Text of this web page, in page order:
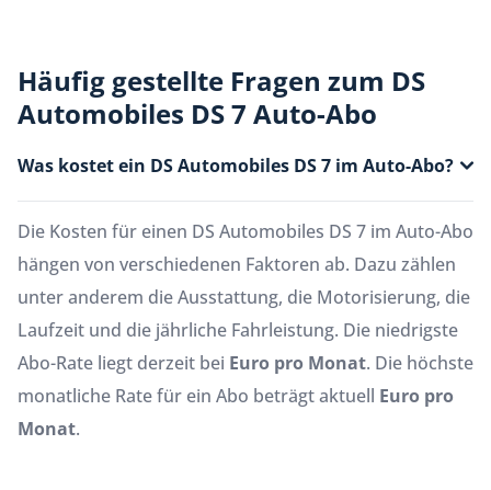
Häufig gestellte Fragen zum DS
Automobiles DS 7 Auto-Abo
Was kostet ein DS Automobiles DS 7 im Auto-Abo?
Die Kosten für einen DS Automobiles DS 7 im Auto-Abo
hängen von verschiedenen Faktoren ab. Dazu zählen
unter anderem die Ausstattung, die Motorisierung, die
Laufzeit und die jährliche Fahrleistung. Die niedrigste
Abo-Rate liegt derzeit bei Euro pro Monat. Die höchste
monatliche Rate für ein Abo beträgt aktuell Euro pro
Monat.